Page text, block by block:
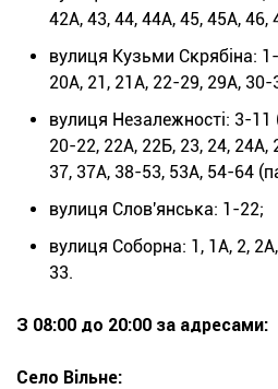
42А, 43, 44, 44А, 45, 45А, 46,
вулиця Кузьми Скрябіна:
20А, 21, 21А, 22-29, 29А, 30-
вулиця Незалежності: 3-11
20-22, 22А, 22Б, 23, 24, 24А,
37, 37А, 38-53, 53А, 54-64
вулиця Слов'янська: 1-22;
вулиця Соборна: 1, 1А, 2,
33.
З 08:00 до 20:00 за адресами:
Село Вільне: